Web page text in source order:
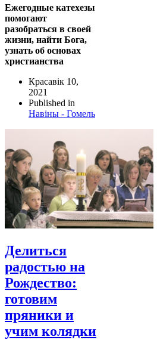
Ежегодные катехезы
помогают
разобраться в своей
жизни, найти Бога,
узнать об основах
христианства
Красавік 10,
2021
Published in
Навіны - Гомель
Делиться
радостью на
Рождество:
готовим
пряники и
учим колядки